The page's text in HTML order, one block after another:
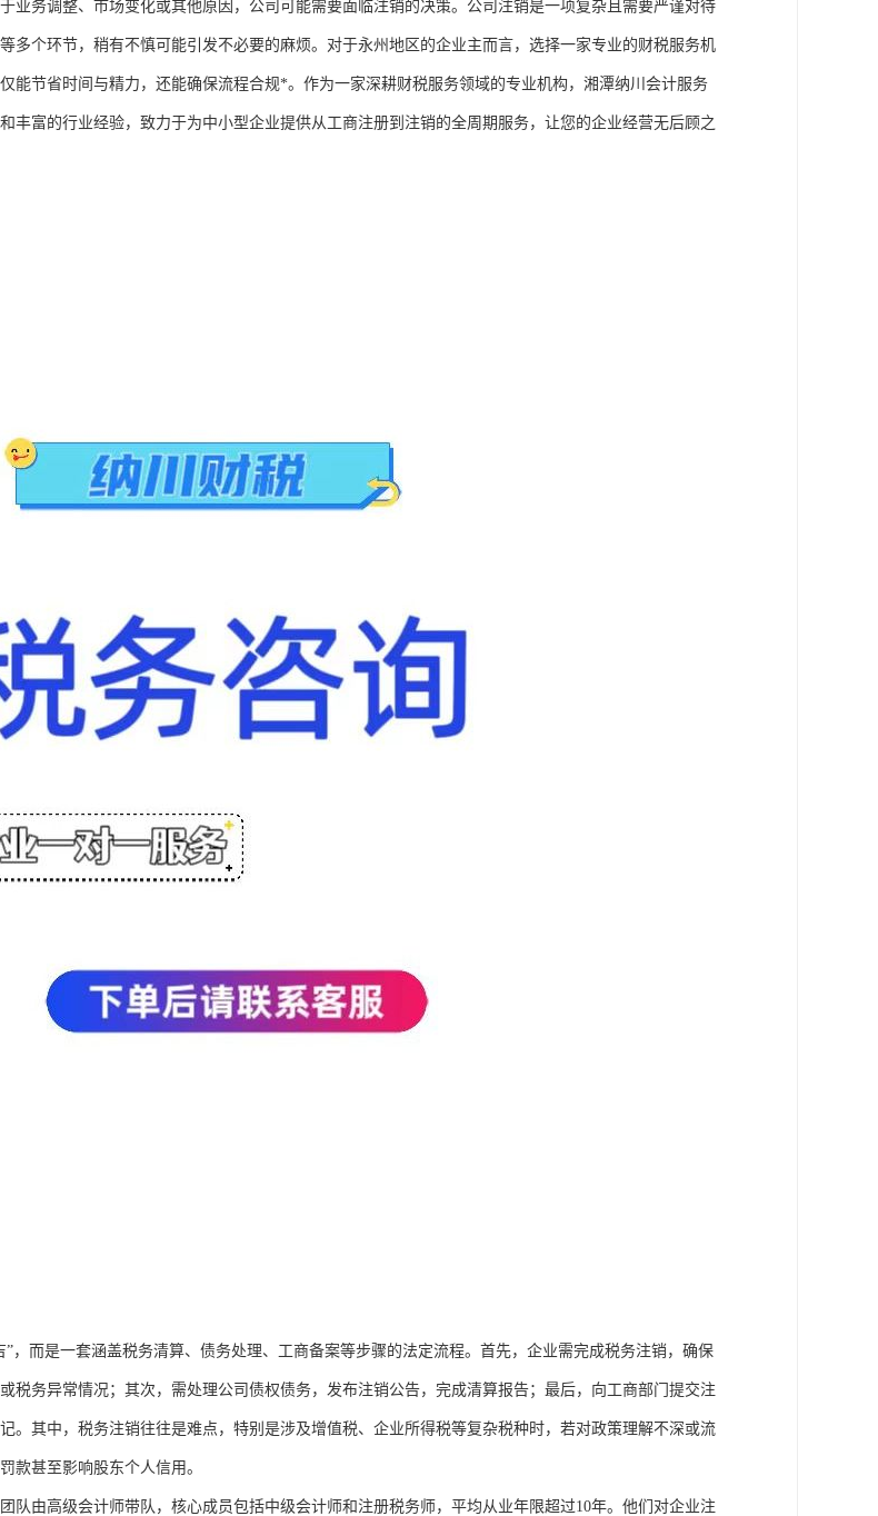
业务调整、市场变化或其他原因，公司可能需要面临注销的决策。公司注销是一项复杂且需要严谨对待
多个环节，稍有不慎可能引发不必要的麻烦。对于永州地区的企业主而言，选择一家专业的财税服务机
能节省时间与精力，还能确保流程合规*。作为一家深耕财税服务领域的专业机构，湘潭纳川会计服务
丰富的行业经验，致力于为中小型企业提供从工商注册到注销的全周期服务，让您的企业经营无后顾之
”，而是一套涵盖税务清算、债务处理、工商备案等步骤的法定流程。首先，企业需完成税务注销，确保
税务异常情况；其次，需处理公司债权债务，发布注销公告，完成清算报告；最后，向工商部门提交注
。其中，税务注销往往是难点，特别是涉及增值税、企业所得税等复杂税种时，若对政策理解不深或流
款甚至影响股东个人信用。
队由高级会计师带队，核心成员包括中级会计师和注册税务师，平均从业年限超过10年。他们对企业注